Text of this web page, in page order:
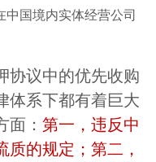
国境内实体经营公司
协议中的优先收购
体系下都有着巨大
： 第一，违反中
质的规定；第二，